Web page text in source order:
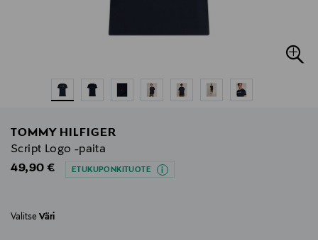
TOMMY HILFIGER
Script Logo -paita
Original Price
49,90 € ETUKUPONKITUOTE
Valitse Väri